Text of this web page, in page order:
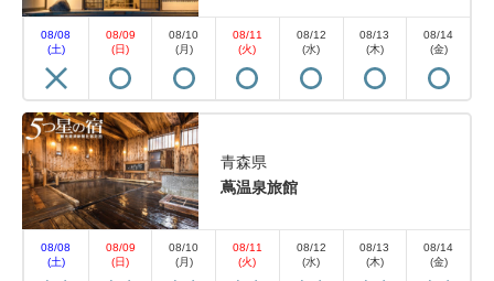
08/08
(土)
08/09
(日)
08/10
(月)
08/11
(火)
08/12
(水)
08/13
(木)
08/14
(金)
青森県
蔦温泉旅館
08/08
(土)
08/09
(日)
08/10
(月)
08/11
(火)
08/12
(水)
08/13
(木)
08/14
(金)